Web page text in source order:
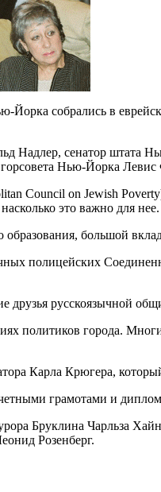
Йорка собрались в
Надлер, сенатор
Нью-Йорка
Council on Jewish
это важно для
большой
полицейских
русскоязычной
политиков города.
Карла Крюгера,
грамотами и
Бруклина Чарльза
Розенберг.